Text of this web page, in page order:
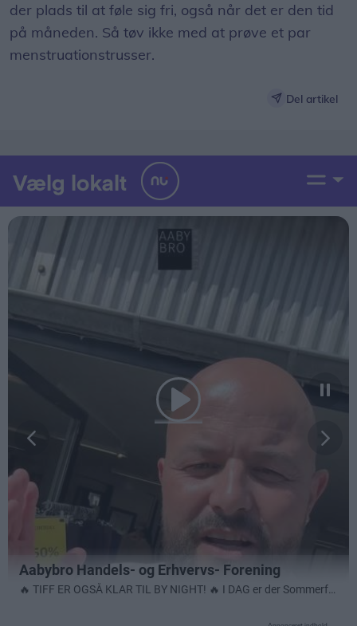
der plads til at føle sig fri, også når det er den tid
på måneden. Så tøv ikke med at prøve et par
menstruationstrusser.
Del artikel